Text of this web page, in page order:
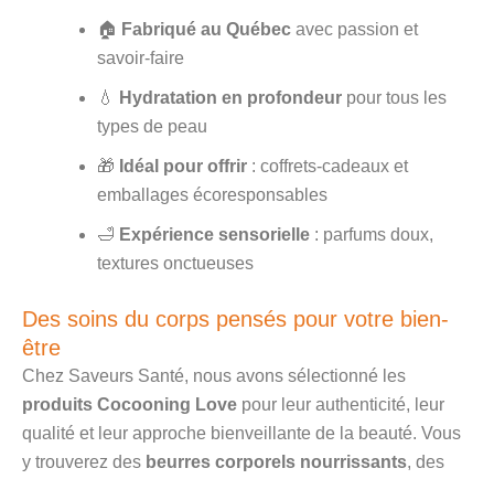
🏠 Fabriqué au Québec avec passion et
savoir-faire
💧 Hydratation en profondeur pour tous les
types de peau
🎁 Idéal pour offrir : coffrets-cadeaux et
emballages écoresponsables
🛁 Expérience sensorielle : parfums doux,
textures onctueuses
Des soins du corps pensés pour votre bien-
être
Chez Saveurs Santé, nous avons sélectionné les
produits Cocooning Love pour leur authenticité, leur
qualité et leur approche bienveillante de la beauté. Vous
y trouverez des beurres corporels nourrissants, des